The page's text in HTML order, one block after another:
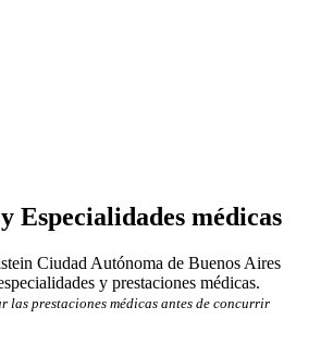
Especialidades médicas
Ciudad Autónoma de Buenos Aires
y prestaciones médicas.
las prestaciones médicas antes de concurrir